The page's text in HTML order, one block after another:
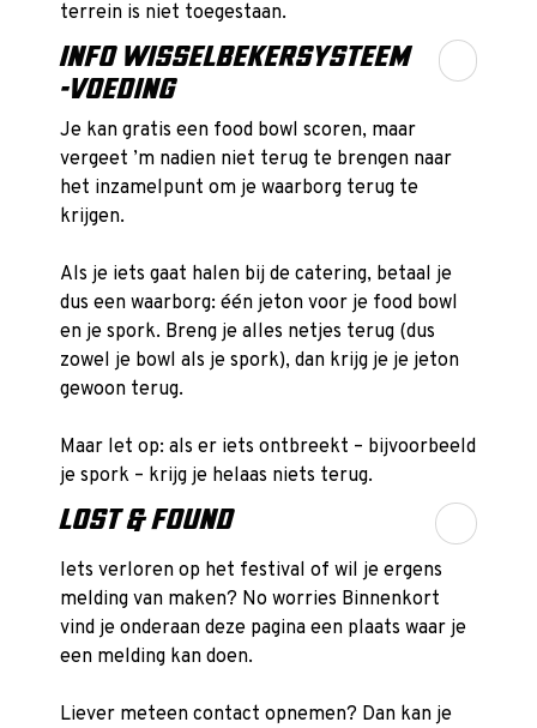
terrein is niet toegestaan.
INFO WISSELBEKERSYSTEEM
-VOEDING
Je kan gratis een food bowl scoren, maar
vergeet ’m nadien niet terug te brengen naar
het inzamelpunt om je waarborg terug te
krijgen.
Als je iets gaat halen bij de catering, betaal je
dus een waarborg: één jeton voor je food bowl
en je spork. Breng je alles netjes terug (dus
zowel je bowl als je spork), dan krijg je je jeton
gewoon terug.
Maar let op: als er iets ontbreekt – bijvoorbeeld
je spork – krijg je helaas niets terug.
LOST & FOUND
Iets verloren op het festival of wil je ergens
melding van maken? No worries Binnenkort
vind je onderaan deze pagina een plaats waar je
een melding kan doen.
Liever meteen contact opnemen? Dan kan je